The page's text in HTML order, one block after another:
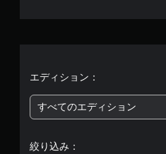
エディション：
すべてのエディション
絞り込み：